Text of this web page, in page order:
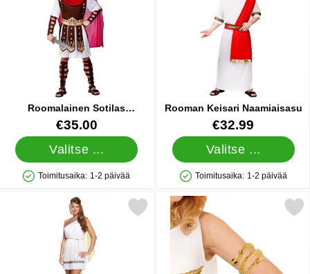
Roomalainen Sotilas
Naamiaisasu
Tuote.nro 17221
€35.00
Valitse ...
Saatavuus: Varastossa
Toimitusaika: 1-2 päivää
Rooman Keisari Naamiaisasu
Tuote.nro 13563
€32.99
Valitse ...
Saatavuus: Varastossa
Toimitusaika: 1-2 päivää
roomalainen Jumalatar Tooga Naamiaisasu suosikiksi
Merkitse käärme